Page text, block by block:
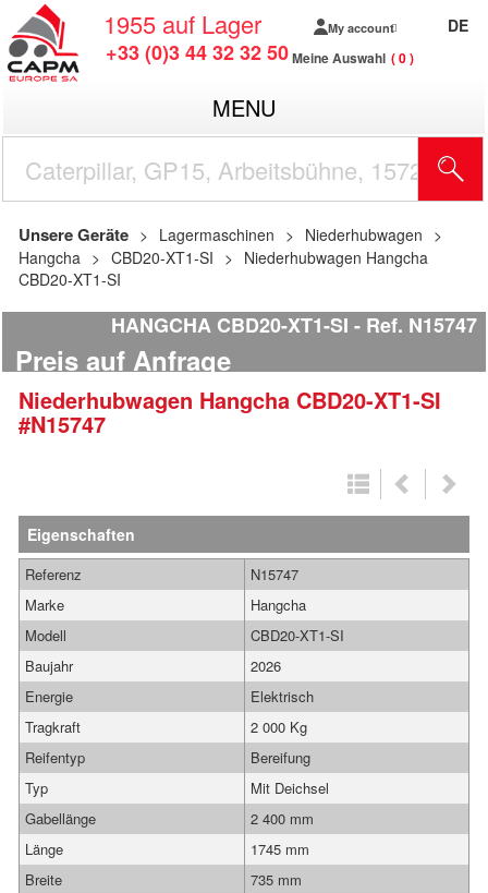
1955 auf Lager
+33 (0)3 44 32 32 50
My account
Meine Auswahl 0
DE
MENU
Unsere Geräte Lagermaschinen
Niederhubwagen
Hangcha
CBD20-XT1-SI
Niederhubwagen Hangcha
CBD20-XT1-SI
HANGCHA CBD20-XT1-SI Ref. N15747
Preis auf Anfrage
Niederhubwagen Hangcha CBD20-XT1-SI
#N15747
Eigenschaften
Referenz
N15747
Marke
Hangcha
Modell
CBD20-XT1-SI
Baujahr
2026
Energie
Elektrisch
Tragkraft
2 000 Kg
Reifentyp
Bereifung
Typ
Mit Deichsel
Gabellänge
2 400 mm
Länge
1745 mm
Breite
735 mm